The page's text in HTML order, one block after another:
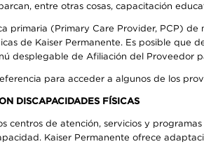
entre otras cosas, capacitación
primaria (Primary Care Provider, PCP)
de Kaiser Permanente. Es posible que
desplegable de Afiliación del Proveedor
para acceder a algunos de los
DISCAPACIDADES FÍSICAS
centros de atención, servicios y
Kaiser Permanente ofrece